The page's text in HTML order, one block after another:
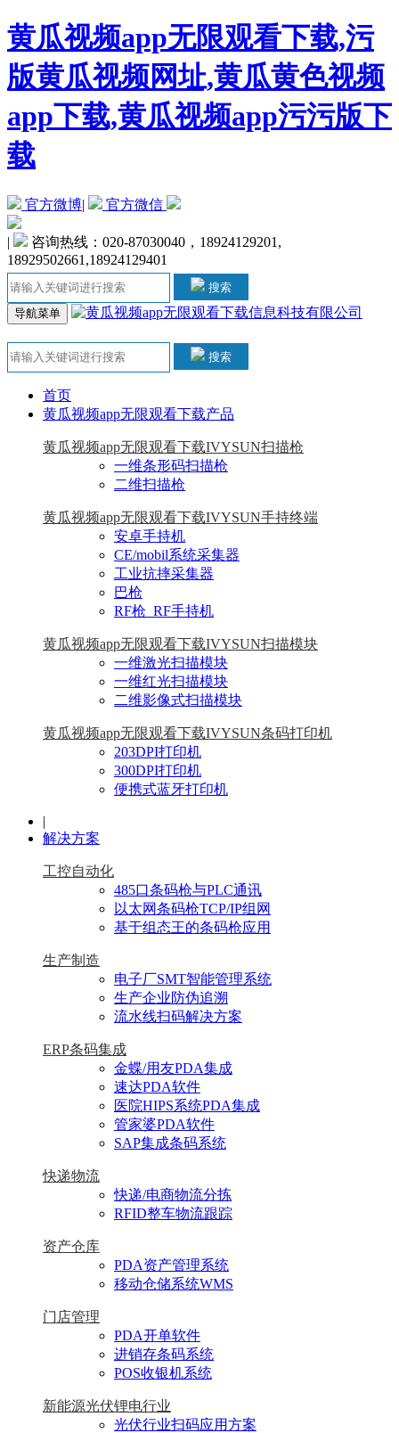
黄瓜视频app无限观看下载,污
版黄瓜视频网址,黄瓜黄色视频
app下载,黄瓜视频app污污版下
载
官方微博| 官方微信
|
咨询热线：020-87030040，18924129201,
18929502661,18924129401
搜索
导航菜单
搜索
首页
黄瓜视频app无限观看下载产品
黄瓜视频app无限观看下载IVYSUN扫描枪
一维条形码扫描枪
二维扫描枪
黄瓜视频app无限观看下载IVYSUN手持终端
安卓手持机
CE/mobil系统采集器
工业抗摔采集器
巴枪
RF枪_RF手持机
黄瓜视频app无限观看下载IVYSUN扫描模块
一维激光扫描模块
一维红光扫描模块
二维影像式扫描模块
黄瓜视频app无限观看下载IVYSUN条码打印机
203DPI打印机
300DPI打印机
便携式蓝牙打印机
|
解决方案
工控自动化
485口条码枪与PLC通讯
以太网条码枪TCP/IP组网
基于组态王的条码枪应用
生产制造
电子厂SMT智能管理系统
生产企业防伪追溯
流水线扫码解决方案
ERP条码集成
金蝶/用友PDA集成
速达PDA软件
医院HIPS系统PDA集成
管家婆PDA软件
SAP集成条码系统
快递物流
快递/电商物流分拣
RFID整车物流跟踪
资产仓库
PDA资产管理系统
移动仓储系统WMS
门店管理
PDA开单软件
进销存条码系统
POS收银机系统
新能源光伏锂电行业
光伏行业扫码应用方案